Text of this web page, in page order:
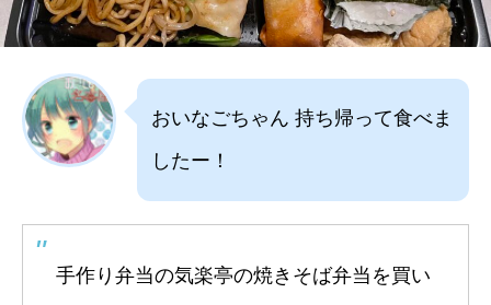
おいなごちゃん 持ち帰って食べま
したー！
手作り弁当の気楽亭の焼きそば弁当を買い